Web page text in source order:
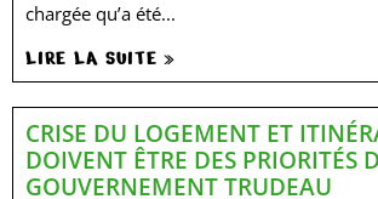
chargée qu’a été...
LIRE LA SUITE »
CRISE DU LOGEMENT ET
DOIVENT ÊTRE DES PRIORITÉS
GOUVERNEMENT TRUDEAU